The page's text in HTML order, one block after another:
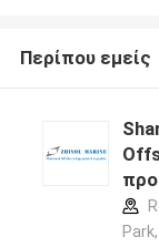
Περίπου εμείς